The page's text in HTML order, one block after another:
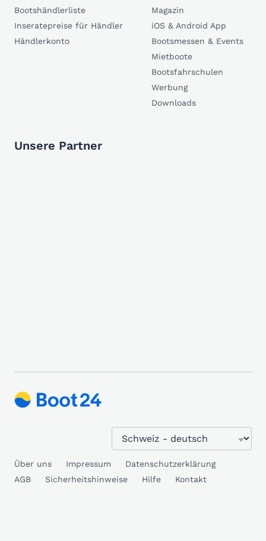
Bootshändlerliste
Inseratepreise für Händler
Händlerkonto
Magazin
iOS & Android App
Bootsmessen & Events
Mietboote
Bootsfahrschulen
Werbung
Downloads
Unsere Partner
Über uns Impressum
Datenschutzerklärung
AGB
Sicherheitshinweise Hilfe Kontakt